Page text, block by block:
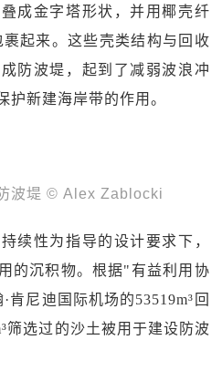
成金字塔形状，并用椰壳纤
起来。这些壳类结构与回收
防波堤，起到了减弱波浪冲
护新建海岸带的作用。
波堤 © Alex Zablocki
续性为指导的设计要求下，
的沉积物。根据"有益利用协
尼迪国际机场的53519m³回
筛选过的沙土被用于建设防波